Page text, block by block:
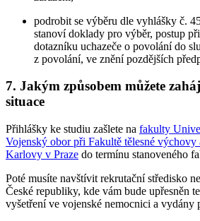
podrobit se výběru dle vyhlášky č.
stanoví doklady pro výběr, postup
dotazníku uchazeče o povolání do
z povolání, ve znění pozdějších
7. Jakým způsobem můžete
situace
Přihlášky ke studiu zašlete na fakulty
Vojenský obor při Fakultě tělesné
Karlovy v Praze do termínu stanoveného
Poté musíte navštívit rekrutační středisko
České republiky, kde vám bude upřesněn
vyšetření ve vojenské nemocnici a vydány